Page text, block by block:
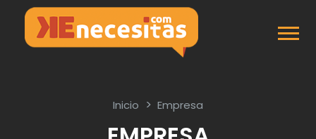
Inicio Empresa